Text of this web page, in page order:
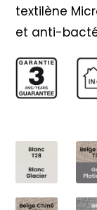
textilène
et anti-